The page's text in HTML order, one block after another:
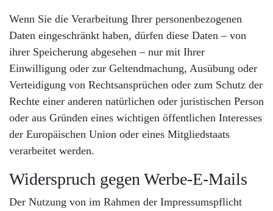
Wenn Sie die Verarbeitung Ihrer personenbezogenen
Daten eingeschränkt haben, dürfen diese Daten – von
ihrer Speicherung abgesehen – nur mit Ihrer
Einwilligung oder zur Geltendmachung, Ausübung oder
Verteidigung von Rechtsansprüchen oder zum Schutz der
Rechte einer anderen natürlichen oder juristischen Person
oder aus Gründen eines wichtigen öffentlichen Interesses
der Europäischen Union oder eines Mitgliedstaats
verarbeitet werden.
Widerspruch gegen Werbe-E-Mails
Der Nutzung von im Rahmen der Impressumspflicht